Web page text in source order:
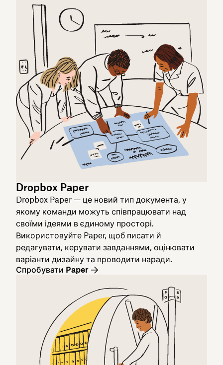
Dropbox Paper
Dropbox Paper — це новий тип документа, у
якому команди можуть співпрацювати над
своїми ідеями в єдиному просторі.
Використовуйте Paper, щоб писати й
редагувати, керувати завданнями, оцінювати
варіанти дизайну та проводити наради.
Спробувати Paper